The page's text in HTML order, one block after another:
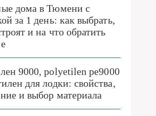
дома в Тюмени с
за 1 день: как выбрать,
и на что обратить
9000, polyetilen pe9000
для лодки: свойства,
и выбор материала